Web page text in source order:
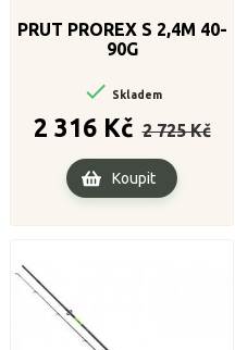
PRUT PROREX S 2,4M 40-
90G
 Skladem
2 316 Kč cena
2 725 Kč
Cena
Koupit